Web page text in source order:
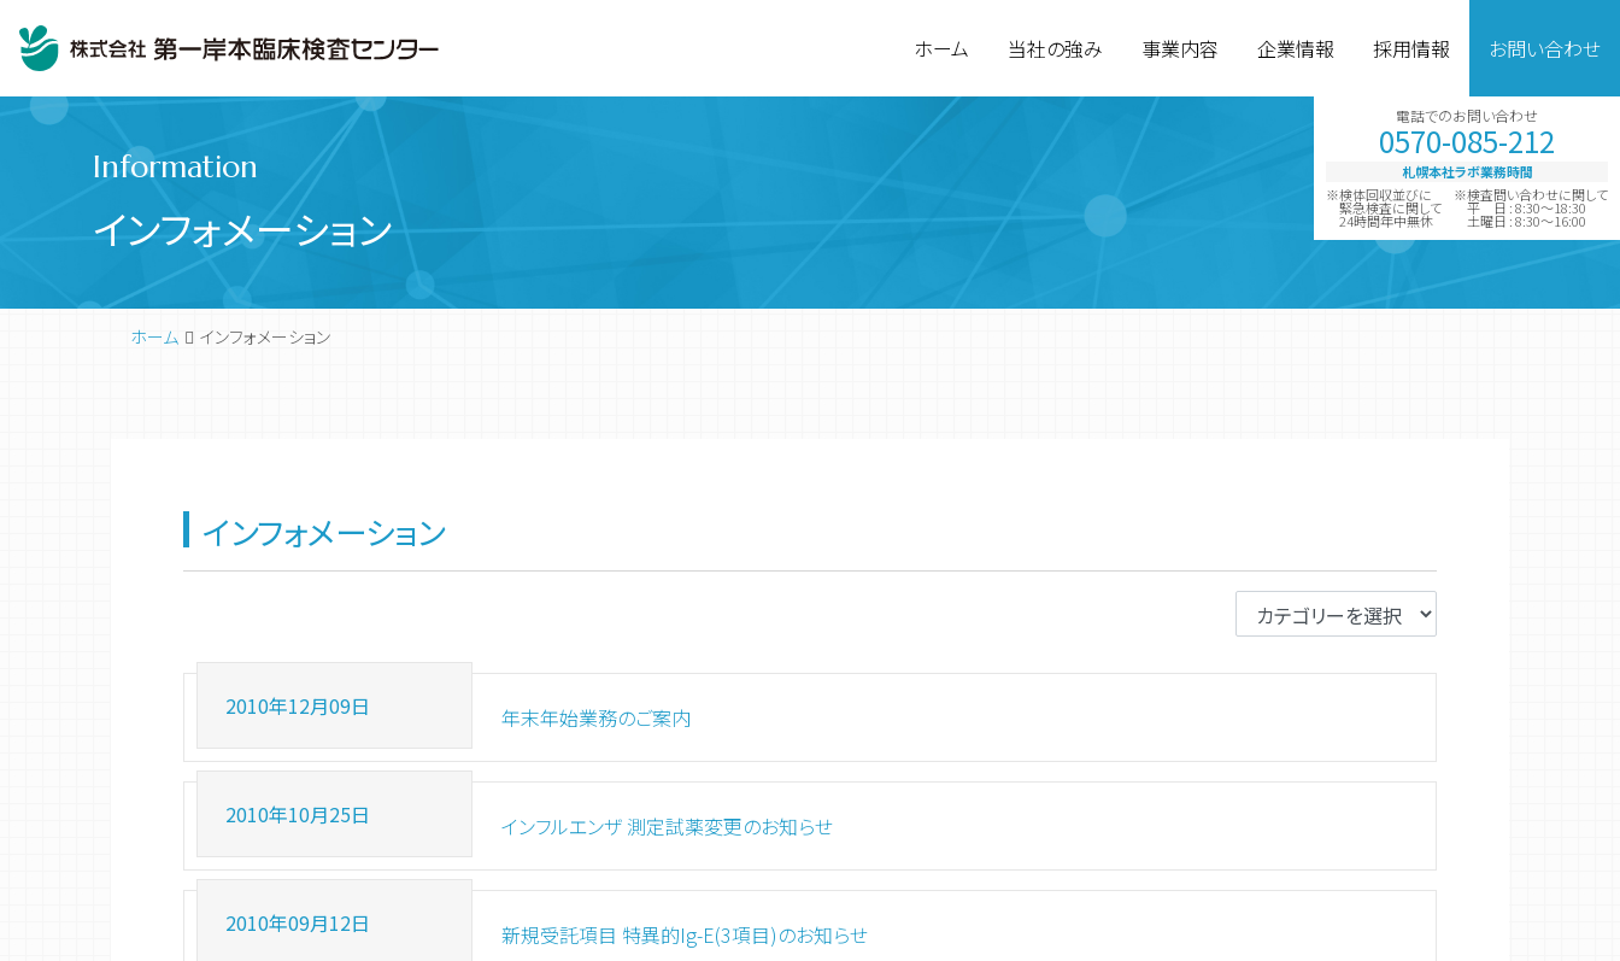
電話でのお問い合わせ
0570-085-212
札幌本社ラボ業務時間
※検体回収並びに
緊急検査に関して
24時間年中無休
※検査問い合わせに関して
平 日 : 8:30～18:30
土曜日 : 8:30～16:00
ホーム 当社の強み 事業内容
臨床検査
企業情報
代表挨拶
採用情報 お問い合わせ
Information
インフォメーション
ホーム インフォメーション
インフォメーション
2010年12月09日 年末年始業務のご案内
2010年10月25日 インフルエンザ 測定試薬変更のお知らせ
2010年09月12日 新規受託項目 特異的Ig-E(3項目)のお知らせ